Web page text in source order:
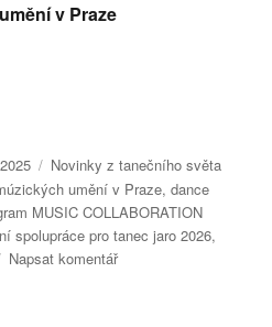
v Praze
Rubriky:
Novinky z tanečního světa
umění v Praze,dance
MUSIC COLLABORATION
spolupráce pro tanec jaro 2026,
Napsat komentářpro